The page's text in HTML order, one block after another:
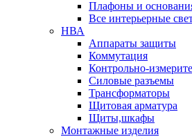
Плафоны и
Все интерьерные
НВА
Аппараты защиты
Коммутация
Контрольно-
Силовые разъемы
Трансформаторы
Щитовая арматура
Щиты,шкафы
Монтажные изделия